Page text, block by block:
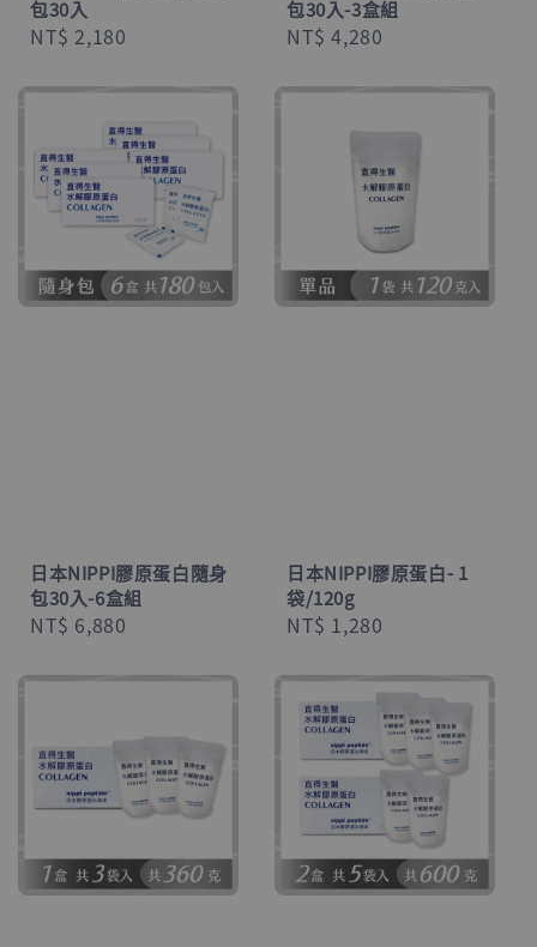
包30入
Regular
NT$ 2,180
包30入-3盒組
Regular
NT$ 4,280
日本NIPPI膠原蛋白隨身
包30入-6盒組
Regular
NT$ 6,880
日本NIPPI膠原蛋白- 1
袋/120g
Regular
NT$ 1,280